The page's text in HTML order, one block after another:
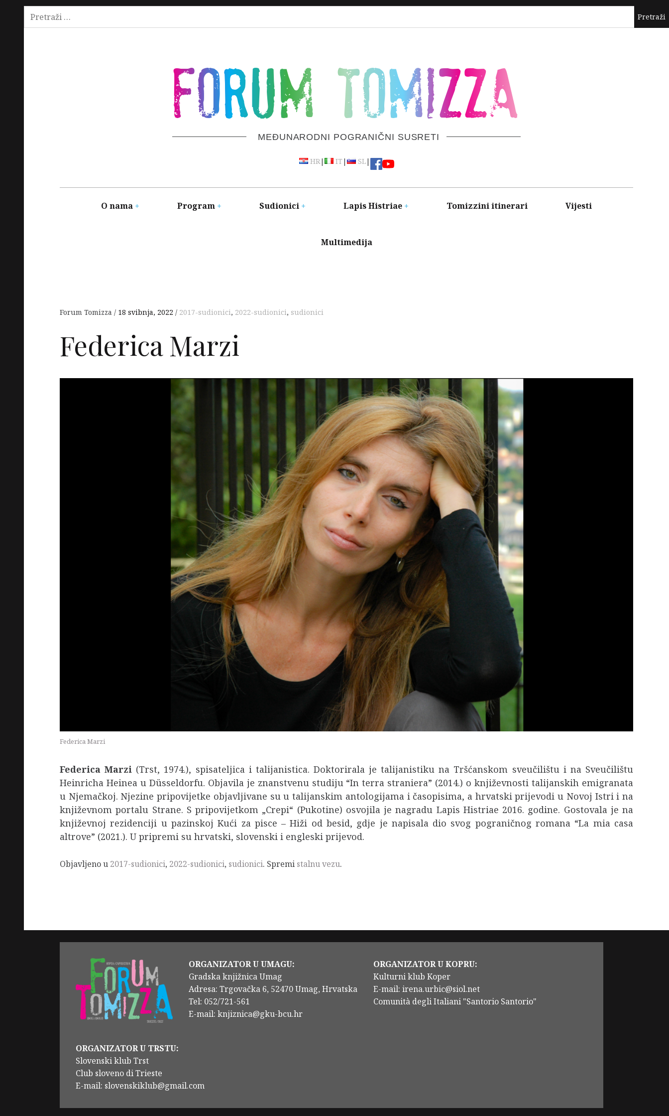
Pretraži:
Skip
FORUM TOMIZZA
MEĐUNARODNI POGRANIČNI SUSRETI
HR| IT | SL|
O nama Program Sudionici Lapis Histriae Tomizzini itinerari Vijesti
Multimedija
Forum Tomizza 18 svibnja, 2022 2017-sudionici, 2022-sudionici, sudionici
Federica Marzi
Federica Marzi
Federica Marzi (Trst, 1974.), spisateljica i talijanistica. Doktorirala je talijanistiku na Tršćanskom sveučilištu i na Sveučilištu
Heinricha Heinea u Düsseldorfu. Objavila je znanstvenu studiju “In terra straniera” (2014.) o književnosti talijanskih emigranata
u Njemačkoj. Njezine pripovijetke objavljivane su u talijanskim antologijama i časopisima, a hrvatski prijevodi u Novoj Istri i na
književnom portalu Strane. S pripovijetkom „Crepi“ (Pukotine) osvojila je nagradu Lapis Histriae 2016. godine. Gostovala je na
književnoj rezidenciji u pazinskoj Kući za pisce – Hiži od besid, gdje je napisala dio svog pograničnog romana “La mia casa
altrove” (2021.). U pripremi su hrvatski, slovenski i engleski prijevod.
Objavljeno u 2017-sudionici, 2022-sudionici, sudionici. Spremi stalnu vezu.
ORGANIZATOR U UMAGU:
Gradska knjižnica Umag
Adresa: Trgovačka 6, 52470 Umag, Hrvatska
Tel: 052/721-561
E-mail: knjiznica@gku-bcu.hr
ORGANIZATOR U KOPRU:
Kulturni klub Koper
E-mail: irena.urbic@siol.net
Comunità degli Italiani "Santorio Santorio"
ORGANIZATOR U TRSTU:
Slovenski klub Trst
Club sloveno di Trieste
E-mail: slovenskiklub@gmail.com